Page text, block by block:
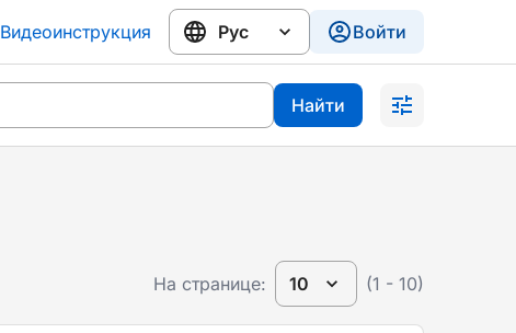
Видеоинструкция Войти
Найти
На странице: 10 (1 - 10)